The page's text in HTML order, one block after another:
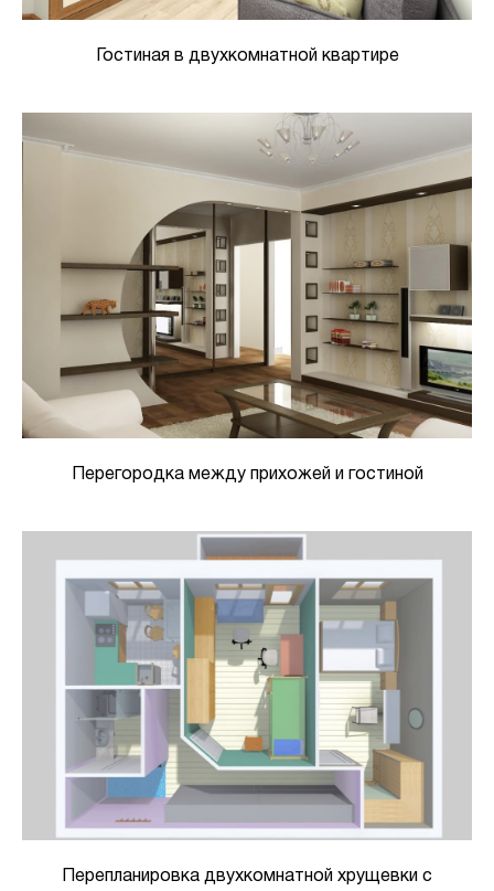
Гостиная в двухкомнатной квартире
Перегородка между прихожей и гостиной
Перепланировка двухкомнатной хрущевки с